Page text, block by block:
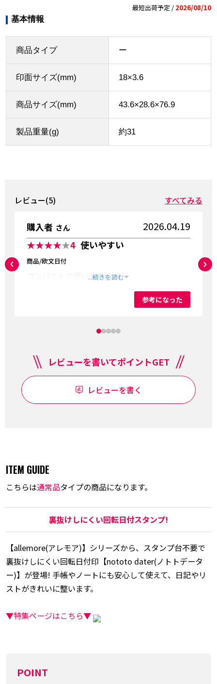
最短出荷予定 / 2026/08/10
基本情報
商品タイプ ー
印面サイズ(mm) 18×3.6
商品サイズ(mm) 43.6×28.6×76.9
製品重量(g) 約31
レビュー(5) すべてみる
購入者 さん 2026.04.19
★★★★★4 使いやすい
商品/欧文日付
コンパクトで使いやすい
...続きを読む
参考になった
レビューを書いてポイントGET
レビューを書く
ITEM GUIDE
こちらは通常品タイプの商品になります。
裏抜けしにくい回転日付スタンプ!
【allemore(アレモア)】シリーズから、スタンプ台不要で
裏抜けしにくい回転日付印【nototo dater(ノトトデータ
ー)】が登場! 手帳やノートにも安心して使えて、日記やリ
ストがきれいに整います。
▼特集ページはこちら▼
POINT